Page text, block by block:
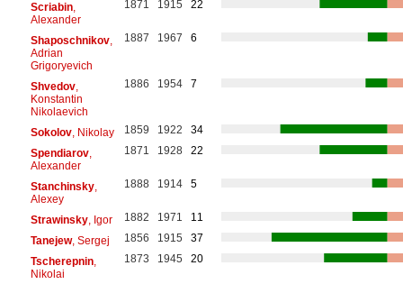
Scriabin,
Alexander
1871 1915 22
Shaposchnikov,
Adrian
Grigoryevich
1887 1967 6
Shvedov,
Konstantin
Nikolaevich
1886 1954 7
Sokolov, Nikolay 1859 1922
34
Spendiarov,
Alexander
1871 1928 22
Stanchinsky,
Alexey
1888 1914 5
Strawinsky, Igor 1882 1971
11
Tanejew, Sergej 1856 1915
37
Tscherepnin,
Nikolai
1873 1945 20